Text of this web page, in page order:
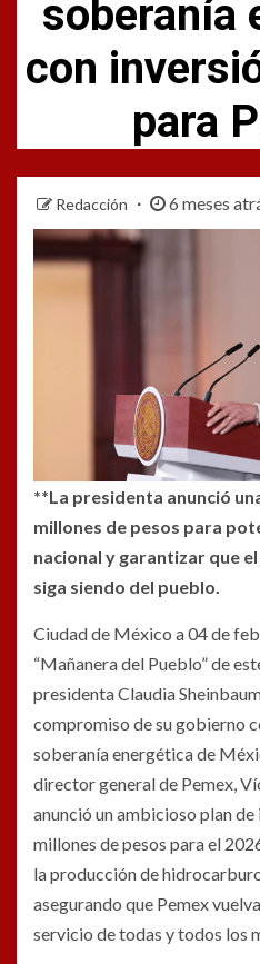
soberanía
con
para
Redacción 6 meses
**La presidenta anunció
millones de pesos para
nacional y garantizar que
siga siendo del pueblo.
Ciudad de México a 04 de
“Mañanera del Pueblo” de
presidenta Claudia
compromiso de su gobierno
soberanía energética de
director general de Pemex,
anunció un ambicioso plan
millones de pesos para el
la producción de
asegurando que Pemex
servicio de todas y todos los